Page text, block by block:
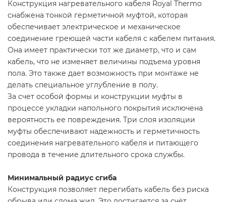
Конструкция нагревательного кабеля Royal Thermo
снабжена тонкой герметичной муфтой, которая
обеспечивает электрическое и механическое
соединение греющей части кабеля с кабелем питания.
Она имеет практически тот же диаметр, что и сам
кабель, что не изменяет величины подъема уровня
пола. Это также дает возможность при монтаже не
делать специальное углубление в полу.
За счет особой формы и конструкции муфты в
процессе укладки напольного покрытия исключена
вероятность ее повреждения. Три слоя изоляции
муфты обеспечивают надежность и герметичность
соединения нагревательного кабеля и питающего
провода в течение длительного срока службы.
Минимальный радиус сгиба
Конструкция позволяет перегибать кабель без риска